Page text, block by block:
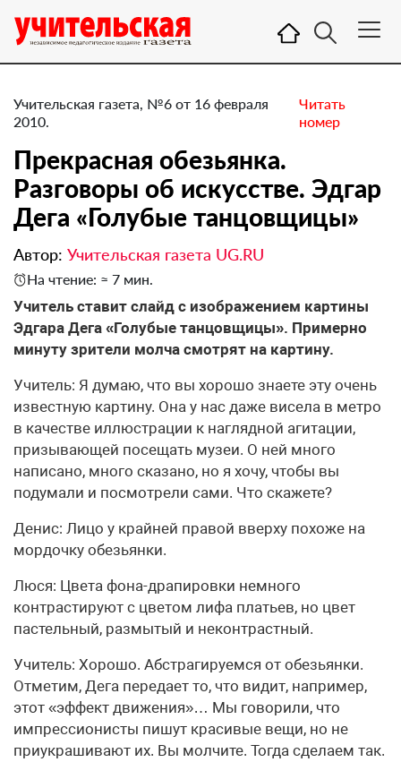
Учительская газета, №6 от 16 февраля
2010.
Читать
номер
Прекрасная обезьянка.
Разговоры об искусстве. Эдгар
Дега «Голубые танцовщицы»
Автор: Учительская газета UG.RU
На чтение: ≈ 7 мин.
Учитель ставит слайд с изображением картины
Эдгара Дега «Голубые танцовщицы». Примерно
минуту зрители молча смотрят на картину.
Учитель: Я думаю, что вы хорошо знаете эту очень
известную картину. Она у нас даже висела в метро
в качестве иллюстрации к наглядной агитации,
призывающей посещать музеи. О ней много
написано, много сказано, но я хочу, чтобы вы
подумали и посмотрели сами. Что скажете?
Денис: Лицо у крайней правой вверху похоже на
мордочку обезьянки.
Люся: Цвета фона-драпировки немного
контрастируют с цветом лифа платьев, но цвет
пастельный, размытый и неконтрастный.
Учитель: Хорошо. Абстрагируемся от обезьянки.
Отметим, Дега передает то, что видит, например,
этот «эффект движения»… Мы говорили, что
импрессионисты пишут красивые вещи, но не
приукрашивают их. Вы молчите. Тогда сделаем так.